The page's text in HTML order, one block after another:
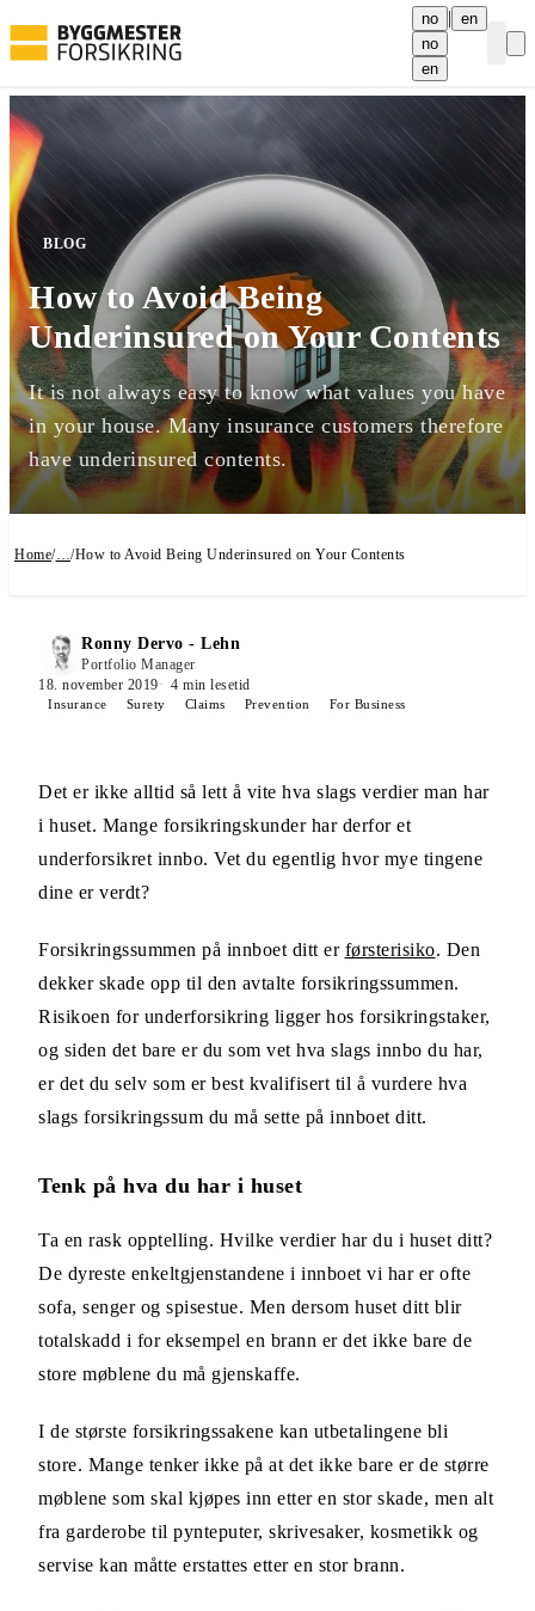
no | en
no
en
BLOG
How to Avoid Being
Underinsured on Your Contents
It is not always easy to know what values you have
in your house. Many insurance customers therefore
have underinsured contents.
Home/…/How to Avoid Being Underinsured on Your Contents
Ronny Dervo - Lehn
Portfolio Manager
18. november 2019
4 min lesetid
Insurance Surety Claims Prevention For Business
Det er ikke alltid så lett å vite hva slags verdier man har
i huset. Mange forsikringskunder har derfor et
underforsikret innbo. Vet du egentlig hvor mye tingene
dine er verdt?
Forsikringssummen på innboet ditt er førsterisiko. Den
dekker skade opp til den avtalte forsikringssummen.
Risikoen for underforsikring ligger hos forsikringstaker,
og siden det bare er du som vet hva slags innbo du har,
er det du selv som er best kvalifisert til å vurdere hva
slags forsikringssum du må sette på innboet ditt.
Tenk på hva du har i huset
Ta en rask opptelling. Hvilke verdier har du i huset ditt?
De dyreste enkeltgjenstandene i innboet vi har er ofte
sofa, senger og spisestue. Men dersom huset ditt blir
totalskadd i for eksempel en brann er det ikke bare de
store møblene du må gjenskaffe.
I de største forsikringssakene kan utbetalingene bli
store. Mange tenker ikke på at det ikke bare er de større
møblene som skal kjøpes inn etter en stor skade, men alt
fra garderobe til pynteputer, skrivesaker, kosmetikk og
servise kan måtte erstattes etter en stor brann.